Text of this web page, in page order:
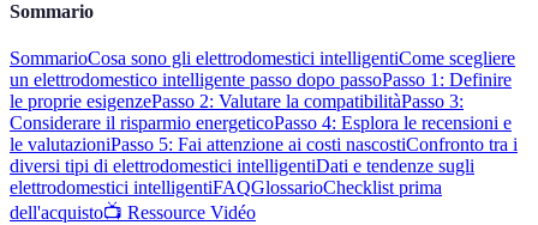
Sommario
SommarioCosa sono gli elettrodomestici intelligentiCome scegliere
un elettrodomestico intelligente passo dopo passoPasso 1: Definire
le proprie esigenzePasso 2: Valutare la compatibilitàPasso 3:
Considerare il risparmio energeticoPasso 4: Esplora le recensioni e
le valutazioniPasso 5: Fai attenzione ai costi nascostiConfronto tra i
diversi tipi di elettrodomestici intelligentiDati e tendenze sugli
elettrodomestici intelligentiFAQGlossarioChecklist prima
dell'acquisto📺 Ressource Vidéo